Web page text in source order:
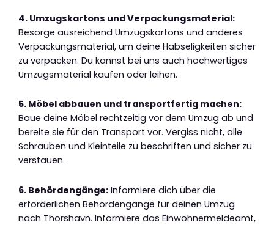
4. Umzugskartons und Verpackungsmaterial:
Besorge ausreichend Umzugskartons und anderes
Verpackungsmaterial, um deine Habseligkeiten sicher
zu verpacken. Du kannst bei uns auch hochwertiges
Umzugsmaterial kaufen oder leihen.
5. Möbel abbauen und transportfertig machen:
Baue deine Möbel rechtzeitig vor dem Umzug ab und
bereite sie für den Transport vor. Vergiss nicht, alle
Schrauben und Kleinteile zu beschriften und sicher zu
verstauen.
6. Behördengänge: Informiere dich über die
erforderlichen Behördengänge für deinen Umzug
nach Thorshavn. Informiere das Einwohnermeldeamt,